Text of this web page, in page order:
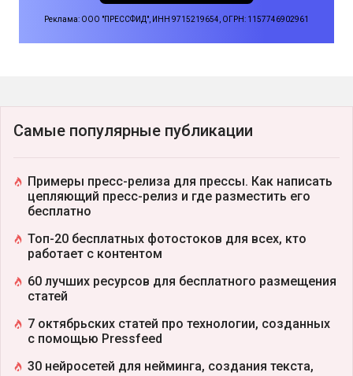
Реклама: ООО "ПРЕССФИД", ИНН 9715219654, ОГРН: 1157746902961
Самые популярные публикации
Примеры пресс-релиза для прессы. Как написать
цепляющий пресс-релиз и где разместить его
бесплатно
Топ-20 бесплатных фотостоков для всех, кто
работает с контентом
60 лучших ресурсов для бесплатного размещения
статей
7 октябрьских статей про технологии, созданных
с помощью Pressfeed
30 нейросетей для нейминга, создания текста,